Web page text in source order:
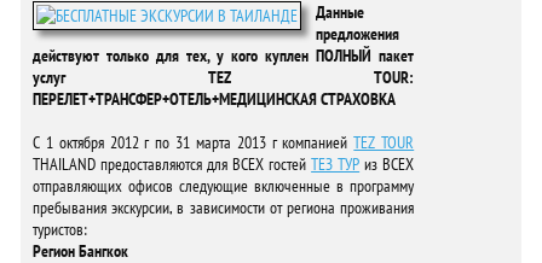
Данные
предложения
действуют только для тех, у кого куплен ПОЛНЫЙ пакет
услуг TEZ TOUR:
ПЕРЕЛЕТ+ТРАНСФЕР+ОТЕЛЬ+МЕДИЦИНСКАЯ СТРАХОВКА
С 1 октября 2012 г по 31 марта 2013 г компаниейTEZ TOUR
THAILAND предоставляются для ВСЕХ гостейТЕЗ ТУР из ВСЕХ
отправляющих офисов следующие включенные в программу
пребывания экскурсии, в зависимости от региона проживания
туристов:
Регион Бангкок